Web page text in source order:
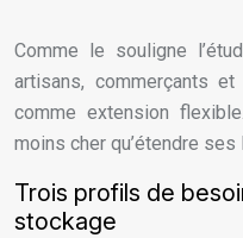
Comme le souligne
artisans, commerçants
comme extension
moins cher qu’étendre
Trois profils de
stockage